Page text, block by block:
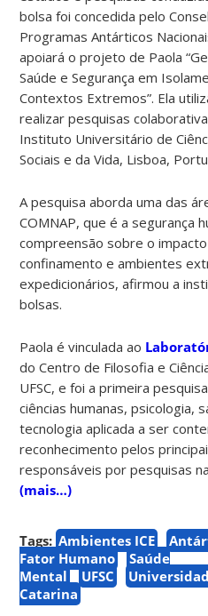
bolsa foi concedida pelo
Programas Antárticos
apoiará o projeto de Paola
Saúde e Segurança em
Contextos Extremos”. Ela
realizar pesquisas
Instituto Universitário de
Sociais e da Vida, Lisboa,
A pesquisa aborda uma das
COMNAP, que é a segurança
compreensão sobre o
confinamento e ambientes
expedicionários, afirmou a
bolsas.
Paola é vinculada ao
do Centro de Filosofia e
UFSC, e foi a primeira
ciências humanas, psicologia,
tecnologia aplicada a ser
reconhecimento pelos
responsáveis por pesquisas
(mais…)
Tags: Ambientes ICE
Fator Humano
Saúde
Mental
UFSC
Catarina